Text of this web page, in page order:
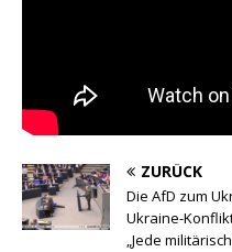
ZURÜCK
Die AfD zum
Ukraine-
„Jede